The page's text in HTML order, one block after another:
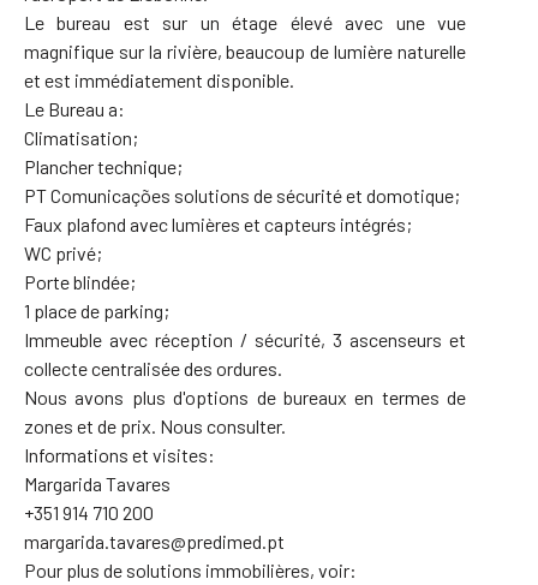
Le bureau est sur un étage élevé avec une vue
magnifique sur la rivière, beaucoup de lumière naturelle
et est immédiatement disponible.
Le Bureau a:
Climatisation;
Plancher technique;
PT Comunicações solutions de sécurité et domotique;
Faux plafond avec lumières et capteurs intégrés;
WC privé;
Porte blindée;
1 place de parking;
Immeuble avec réception / sécurité, 3 ascenseurs et
collecte centralisée des ordures.
Nous avons plus d'options de bureaux en termes de
zones et de prix. Nous consulter.
Informations et visites:
Margarida Tavares
+351 914 710 200
margarida.tavares@predimed.pt
Pour plus de solutions immobilières, voir: